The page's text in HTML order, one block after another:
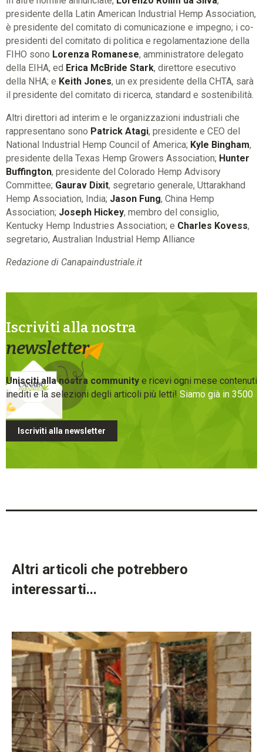
presidente della Latin American Industrial Hemp Association,
è presidente del comitato di comunicazione e impegno; i co-
presidenti del comitato di politica e regolamentazione della
FIHO sono Lorenza Romanese, amministratore delegato
della EIHA, ed Erica McBride Stark, direttore esecutivo
della NHA; e Keith Jones, un ex presidente della CHTA, sarà
il presidente del comitato di ricerca, standard e sostenibilità.
Altri direttori ad interim e le organizzazioni industriali che
rappresentano sono Patrick Atagi, presidente e CEO del
National Industrial Hemp Council of America; Kyle Bingham,
presidente della Texas Hemp Growers Association; Hunter
Buffington, presidente del Colorado Hemp Advisory
Committee; Gaurav Dixit, segretario generale, Uttarakhand
Hemp Association, India; Jason Fung, China Hemp
Association; Joseph Hickey, membro del consiglio,
Kentucky Hemp Industries Association; e Charles Kovess,
segretario, Australian Industrial Hemp Alliance
Redazione di Canapaindustriale.it
Iscriviti alla nostra
newsletter
Unisciti alla nostra community e ricevi ogni mese contenuti
inediti e la selezioni degli articoli più letti! Siamo già in 3500
Iscriviti alla newsletter
Altri articoli che potrebbero
interessarti...